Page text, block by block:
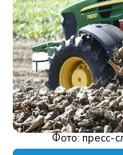
Фото: пресс-